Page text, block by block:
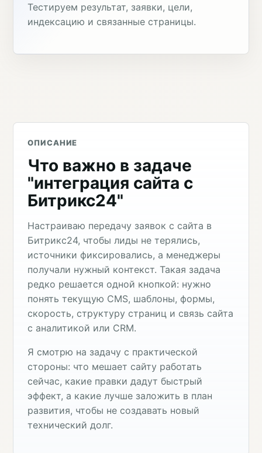
Тестируем результат, заявки, цели,
индексацию и связанные страницы.
ОПИСАНИЕ
Что важно в задаче
"интеграция сайта с
Битрикс24"
Настраиваю передачу заявок с сайта в
Битрикс24, чтобы лиды не терялись,
источники фиксировались, а менеджеры
получали нужный контекст. Такая задача
редко решается одной кнопкой: нужно
понять текущую CMS, шаблоны, формы,
скорость, структуру страниц и связь сайта
с аналитикой или CRM.
Я смотрю на задачу с практической
стороны: что мешает сайту работать
сейчас, какие правки дадут быстрый
эффект, а какие лучше заложить в план
развития, чтобы не создавать новый
технический долг.